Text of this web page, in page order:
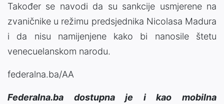
Također se navodi da su sankcije usmjerene na
zvaničnike u režimu predsjednika Nicolasa Madura
i da nisu namijenjene kako bi nanosile štetu
venecuelanskom narodu.
federalna.ba/AA
Federalna.ba dostupna je i kao mobilna